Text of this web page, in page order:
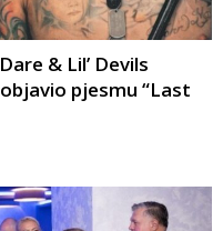
& Lil’ Devils
pjesmu “Last